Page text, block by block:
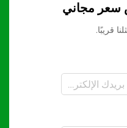
مجاني
قريبًا.